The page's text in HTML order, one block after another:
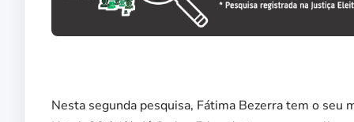
Nesta segunda pesquisa, Fátima Bezerra tem o